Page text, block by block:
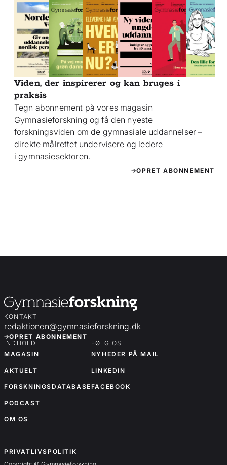
Viden, der inspirerer og kan bruges i
praksis
Tegn abonnement på vores magasin
Gymnasieforskning og få den nyeste
forskningsviden om de gymnasiale uddannelser –
direkte målrettet undervisere og ledere
i gymnasiesektoren.
OPRET ABONNEMENT
KONTAKT
redaktionen@gymnasieforskning.dk
OPRET ABONNEMENT
INDHOLD
MAGASIN
AKTUELT
FORSKNINGSDATABASE
PODCAST
OM OS
FØLG OS
NYHEDER PÅ MAIL
LINKEDIN
FACEBOOK
PRIVATLIVSPOLITIK